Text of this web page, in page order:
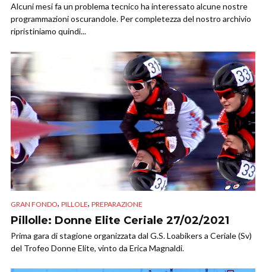
Alcuni mesi fa un problema tecnico ha interessato alcune nostre
programmazioni oscurandole. Per completezza del nostro archivio
ripristiniamo quindi...
GRAN FONDO, PILLOLE, PREPARAZIONE
Pillolle: Donne Elite Ceriale 27/02/2021
Prima gara di stagione organizzata dal G.S. Loabikers a Ceriale (Sv)
del Trofeo Donne Elite, vinto da Erica Magnaldi.